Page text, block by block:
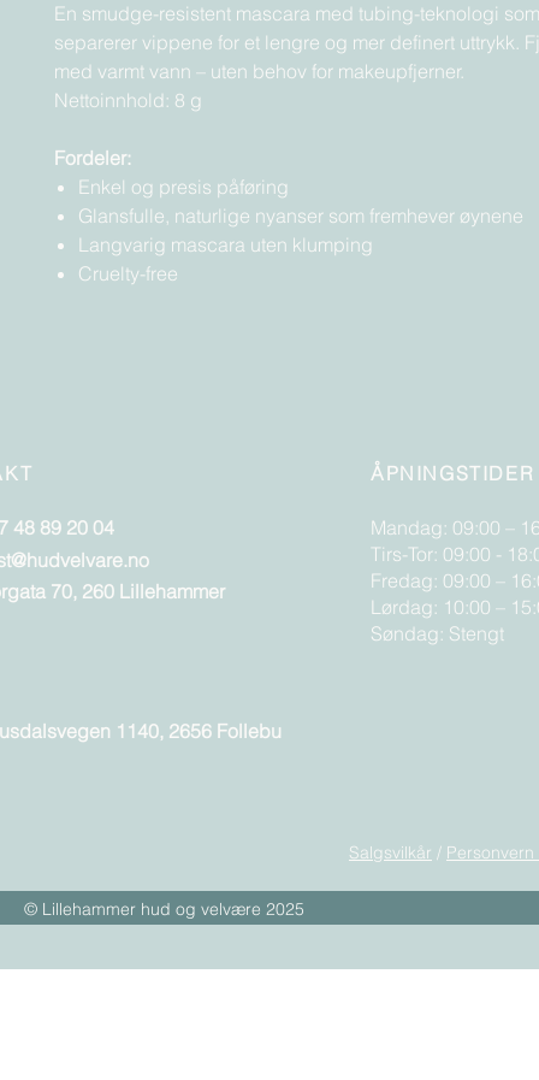
En smudge-resistent mascara med tubing-teknologi
separerer vippene for et lengre og mer definert uttrykk.
med varmt vann – uten behov for makeupfjerner.
Nettoinnhold: 8 g
Fordeler:
Enkel og presis påføring
Glansfulle, naturlige nyanser som fremhever øynene
Langvarig mascara uten klumping
Cruelty-free
48 89 20 04
70, 260 Lillehammer
ÅPNINGSTIDER
Mandag: 09:00 –
Tirs-Tor: 09:00 -
Fredag: 09:00 –
Lørdag: 10:00 –
Søndag: Stengt
1140, 2656 Follebu
Salgsvilkår / Personvern
© Lillehammer hud og velvære 2025